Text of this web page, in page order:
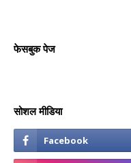
फेसबुक पेज
सोशल मीडिया